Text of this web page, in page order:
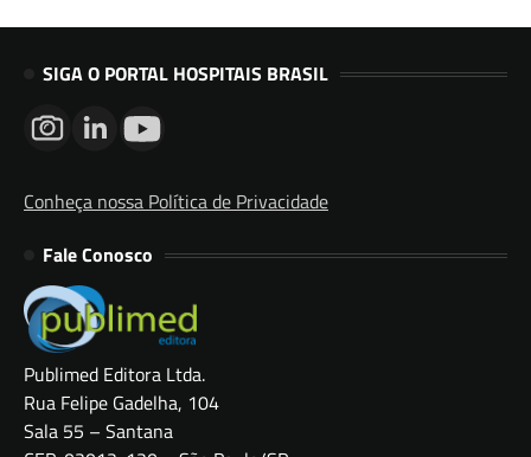
SIGA O PORTAL HOSPITAIS BRASIL
Conheça nossa Política de Privacidade
Fale Conosco
Publimed Editora Ltda.
Rua Felipe Gadelha, 104
Sala 55 – Santana